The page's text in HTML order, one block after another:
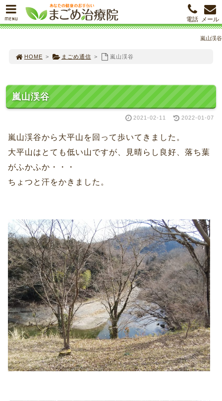
嵐山渓谷
HOME > まごめ通信 > 嵐山渓谷
嵐山渓谷
2021-02-11 2022-01-07
嵐山渓谷から大平山を回って歩いてきました。
大平山はとても低い山ですが、見晴らし良好、落ち葉
がふかふか・・・
ちょつと汗をかきました。
MENU メール
電話